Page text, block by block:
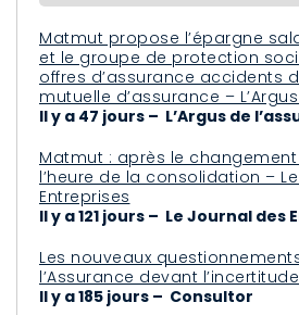
Matmut propose l’épargne
et le groupe de protection
offres d’assurance accidents
mutuelle d’assurance –
Il y a 47 jours – L’Argus de
Matmut : après le
l’heure de la consolidation –
Entreprises
Il y a 121 jours – Le Journal des
Les nouveaux
l’Assurance devant
Il y a 185 jours – Consultor